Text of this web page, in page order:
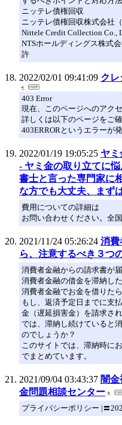
ニッテレ債権回収
ニッテレ債権回収株式会社
Nittele Credit Collection Co.,
NTSホールディングス株式
許
2022/02/01 09:41:09 ク
403 Error
現在、このページへのアク
詳しくは以下のページをご確
403ERRORというエラーが
2022/01/19 19:05:25 ヤミ
- ヤミ金の取り立てに
書士と言った専門家に
な方でも大丈夫、まず
費用についての詳細は
お問い合わせください。全
2021/11/24 05:26:24 消費
ら、注意するべき３つ
消費者金融からの請求書が
消費者金融の借金を滞納し
消費者金融でお金を借りた
もし、返済予定日までに支
金（遅延損害金）を請求さ
では、滞納し続けていると
のでしょうか？
このサイトでは、滞納時に
でまとめています。
2021/09/04 03:43:37 闇
金問題相談センター
プライバシーポリシー |〓